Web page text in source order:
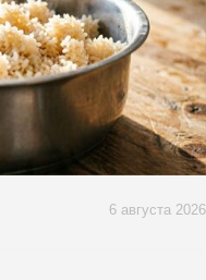
6 августа 2026